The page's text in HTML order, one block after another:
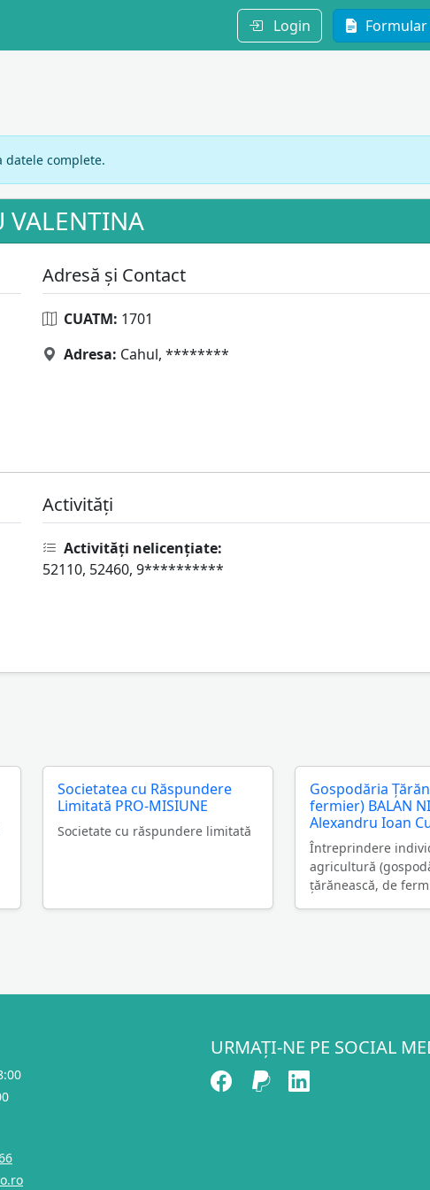
Login
datele complete.
Adresă și Contact
CUATM: 1701
Adresa: Cahul, ********
Activități
Activități nelicențiate:
52110, 52460, 9**********
Societatea cu Răspundere
Limitată PRO-MISIUNE
Societate cu răspundere limitată
Gospodăria
fermier) BALAN
Alexandru Ioan
Întreprindere
agricultură
ţărănească, de
URMAȚI-NE PE SOCIAL